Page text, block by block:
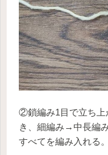
②鎖編み1目で立ち上
き、細編み→中長編
すべてを編み入れる。